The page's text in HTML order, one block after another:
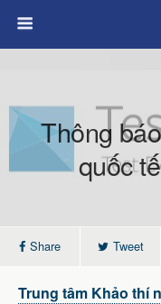
Thông
quốc
Share Tweet
Trung tâm Khảo thí